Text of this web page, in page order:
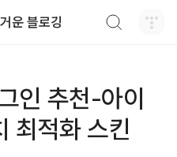
운 블로깅
인 추천-아이
최적화 스킨